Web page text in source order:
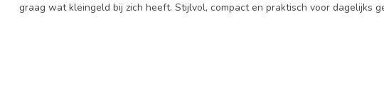
graag wat kleingeld bij zich heeft. Stijlvol, compact en praktisch voor dagelijks